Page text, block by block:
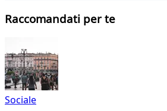
Raccomandati per te
Sociale